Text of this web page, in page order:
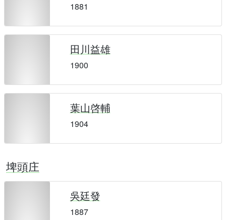
1881
田川益雄
1900
葉山啓輔
1904
埤頭庄
吳廷發
1887